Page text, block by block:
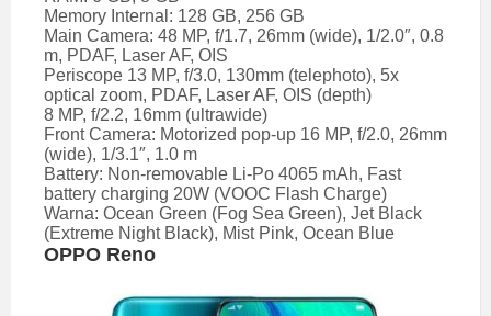
Memory Internal: 128 GB, 256 GB
Main Camera: 48 MP, f/1.7, 26mm (wide), 1/2.0″, 0.8
m, PDAF, Laser AF, OIS
Periscope 13 MP, f/3.0, 130mm (telephoto), 5x
optical zoom, PDAF, Laser AF, OIS (depth)
8 MP, f/2.2, 16mm (ultrawide)
Front Camera: Motorized pop-up 16 MP, f/2.0, 26mm
(wide), 1/3.1″, 1.0 m
Battery: Non-removable Li-Po 4065 mAh, Fast
battery charging 20W (VOOC Flash Charge)
Warna: Ocean Green (Fog Sea Green), Jet Black
(Extreme Night Black), Mist Pink, Ocean Blue
OPPO Reno